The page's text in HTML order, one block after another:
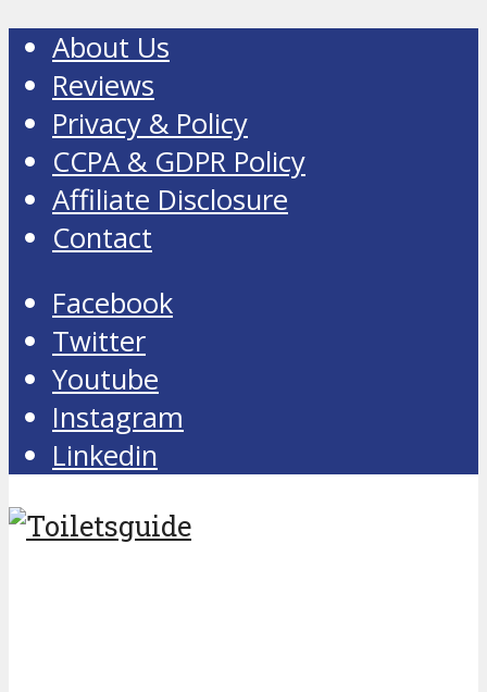
About Us
Reviews
Privacy & Policy
CCPA & GDPR Policy
Affiliate Disclosure
Contact
Facebook
Twitter
Youtube
Instagram
Linkedin